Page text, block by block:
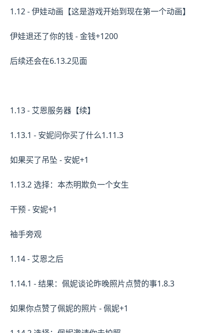
1.12 - 伊娃动画【这是游戏开始到现在第一个动画】
伊娃退还了你的钱 - 金钱+1200
后续还会在6.13.2见面
1.13 - 艾恩服务器【续】
1.13.1 - 安妮问你买了什么1.11.3
如果买了吊坠 - 安妮+1
1.13.2 选择：本杰明欺负一个女生
干预 - 安妮+1
袖手旁观
1.14 - 艾恩之后
1.14.1 - 结果：佩妮谈论昨晚照片点赞的事1.8.3
如果你点赞了佩妮的照片 - 佩妮+1